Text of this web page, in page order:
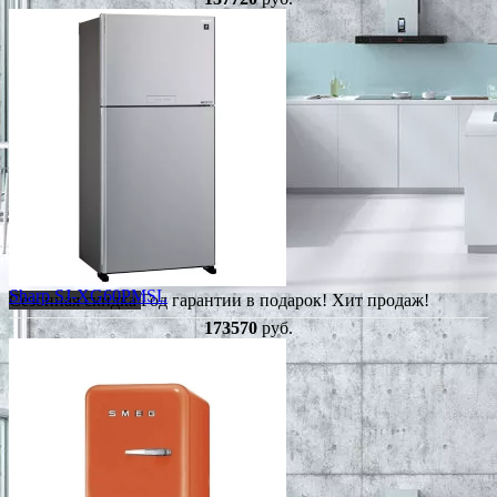
Сезонная скидкаГод гарантии в подарок!Хит продаж!
Sharp SJ-XG60PMSL
173570руб.